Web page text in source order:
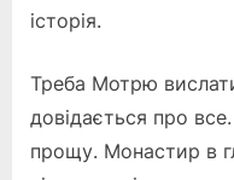
історія.
Треба Мотрю
довідається про
прощу. Монастир в